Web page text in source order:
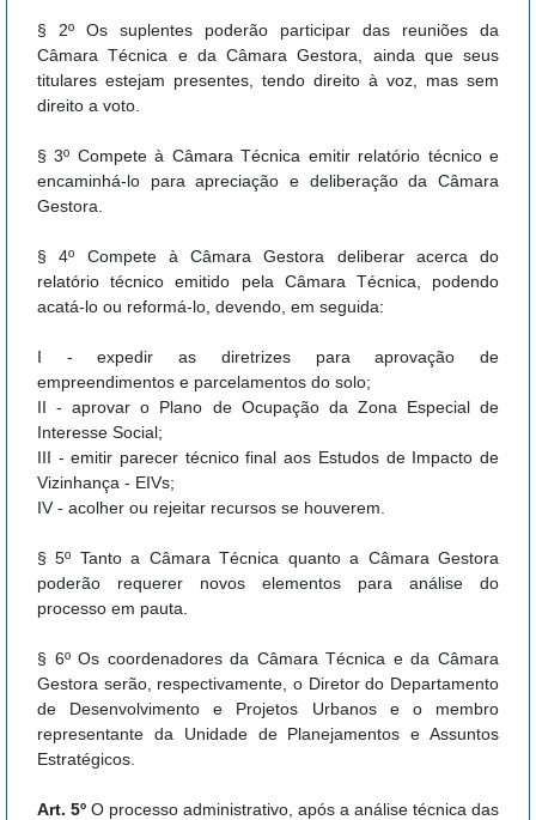
§ 2º Os suplentes poderão participar das reuniões da
Câmara Técnica e da Câmara Gestora, ainda que seus
titulares estejam presentes, tendo direito à voz, mas sem
direito a voto.
§ 3º Compete à Câmara Técnica emitir relatório técnico e
encaminhá-lo para apreciação e deliberação da Câmara
Gestora.
§ 4º Compete à Câmara Gestora deliberar acerca do
relatório técnico emitido pela Câmara Técnica, podendo
acatá-lo ou reformá-lo, devendo, em seguida:
I - expedir as diretrizes para aprovação de
empreendimentos e parcelamentos do solo;
II - aprovar o Plano de Ocupação da Zona Especial de
Interesse Social;
III - emitir parecer técnico final aos Estudos de Impacto de
Vizinhança - EIVs;
IV - acolher ou rejeitar recursos se houverem.
§ 5º Tanto a Câmara Técnica quanto a Câmara Gestora
poderão requerer novos elementos para análise do
processo em pauta.
§ 6º Os coordenadores da Câmara Técnica e da Câmara
Gestora serão, respectivamente, o Diretor do Departamento
de Desenvolvimento e Projetos Urbanos e o membro
representante da Unidade de Planejamentos e Assuntos
Estratégicos.
Art. 5º O processo administrativo, após a análise técnica das